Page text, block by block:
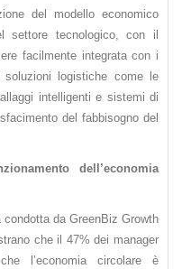
del modello economico
settore tecnologico, con il
facilmente integrata con i
logistiche come le
intelligenti e sistemi di
del fabbisogno del
dell’economia
da GreenBiz Growth
che il 47% dei manager
l’economia circolare è